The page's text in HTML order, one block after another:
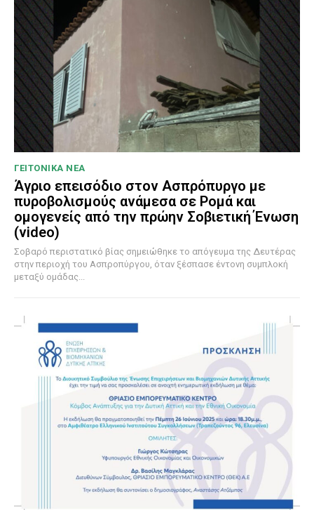
ΓΕΙΤΟΝΙΚΑ ΝΕΑ
Άγριο επεισόδιο στον Ασπρόπυργο με
πυροβολισμούς ανάμεσα σε Ρομά και
ομογενείς από την πρώην Σοβιετική Ένωση
(video)
Σοβαρό περιστατικό βίας σημειώθηκε το απόγευμα της Δευτέρας
στην περιοχή του Ασπροπύργου, όταν ξέσπασε έντονη συμπλοκή
μεταξύ ομάδας...